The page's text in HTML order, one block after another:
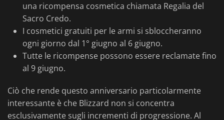
una ricompensa cosmetica chiamata Regalia del
Sacro Credo.
I cosmetici gratuiti per le armi si sbloccheranno
ogni giorno dal 1° giugno al 6 giugno.
Tutte le ricompense possono essere reclamate fino
al 9 giugno.
Ciò che rende questo anniversario particolarmente
interessante è che Blizzard non si concentra
esclusivamente sugli incrementi di progressione. Al